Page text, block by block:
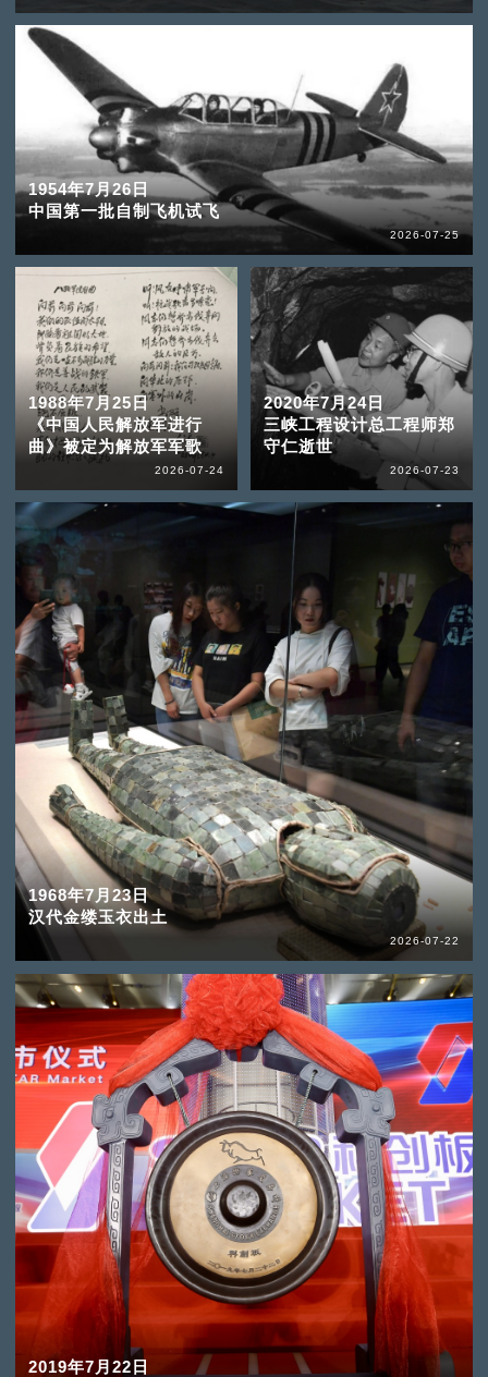
1954年7月26日
中国第一批自制飞机试飞
2026-07-25
1988年7月25日
《中国人民解放军进行
曲》被定为解放军军歌
2026-07-24
2020年7月24日
三峡工程设计总工程师郑
守仁逝世
2026-07-23
1968年7月23日
汉代金缕玉衣出土
2026-07-22
2019年7月22日